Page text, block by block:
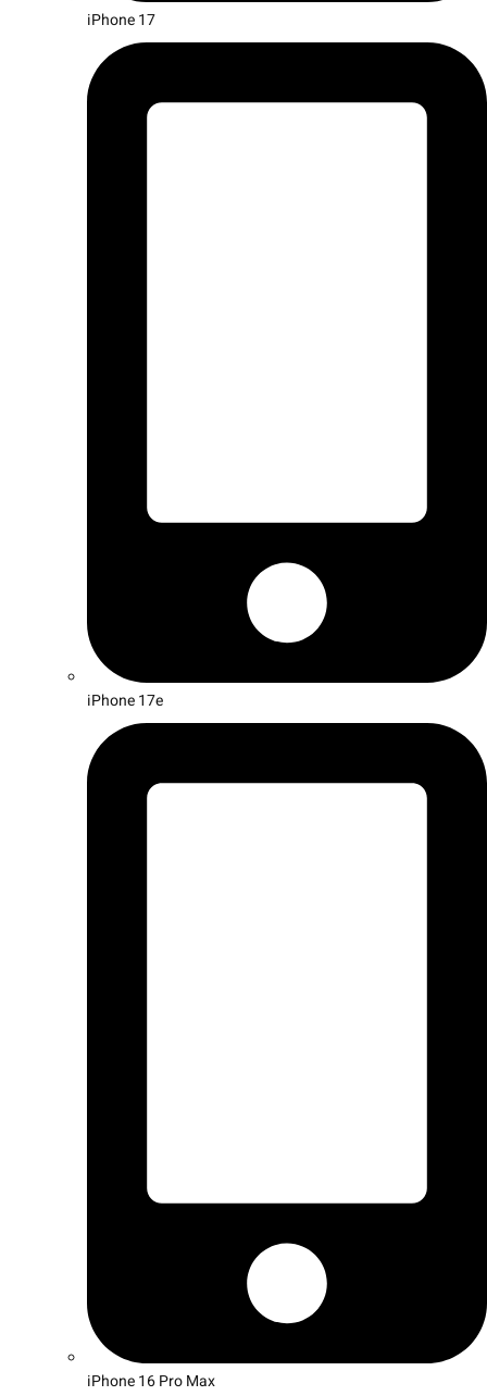
iPhone 17
iPhone 17e
iPhone 16 Pro Max